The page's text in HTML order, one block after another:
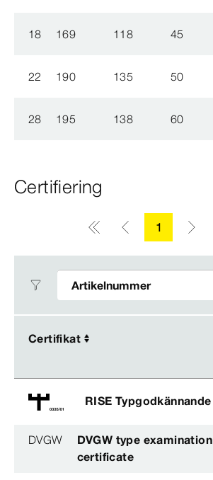
18 169 118 45
22 190 135 50
28 195 138 60
Certifiering
1
Certifikat
Certifikat
RISE Typgodkännande
DVGW
DVGW type examination
certificate